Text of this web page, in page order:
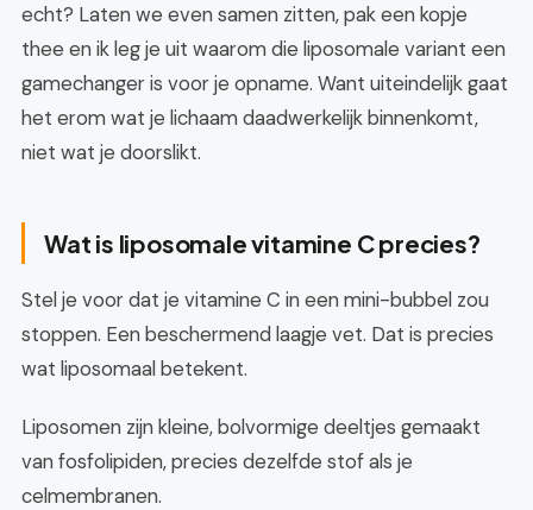
echt? Laten we even samen zitten, pak een kopje
thee en ik leg je uit waarom die liposomale variant een
gamechanger is voor je opname. Want uiteindelijk gaat
het erom wat je lichaam daadwerkelijk binnenkomt,
niet wat je doorslikt.
Wat is liposomale vitamine C precies?
Stel je voor dat je vitamine C in een mini-bubbel zou
stoppen. Een beschermend laagje vet. Dat is precies
wat liposomaal betekent.
Liposomen zijn kleine, bolvormige deeltjes gemaakt
van fosfolipiden, precies dezelfde stof als je
celmembranen.